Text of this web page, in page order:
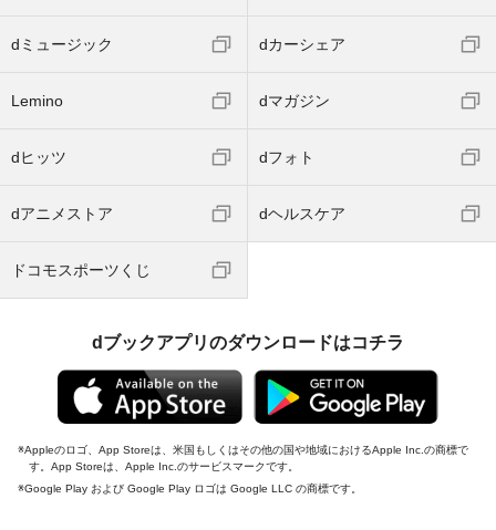
dミュージック dカーシェア
Lemino dマガジン
dヒッツ dフォト
dアニメストア dヘルスケア
ドコモスポーツくじ
dブックアプリのダウンロードはコチラ
Appleのロゴ、App Storeは、米国もしくはその他の国や地域におけるApple Inc.の商標で
す。App Storeは、Apple Inc.のサービスマークです。
Google Play および Google Play ロゴは Google LLC の商標です。